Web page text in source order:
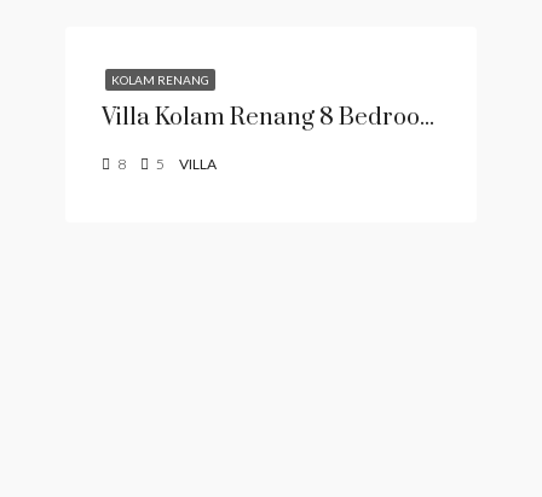
KOLAM RENANG
Villa Kolam Renang 8 Bedroom
8 5 VILLA